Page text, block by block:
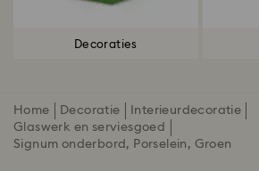
Decoraties
Home Decoratie
Interieurdecoratie
Glaswerk en serviesgoed
Signum onderbord, Porselein, Groen